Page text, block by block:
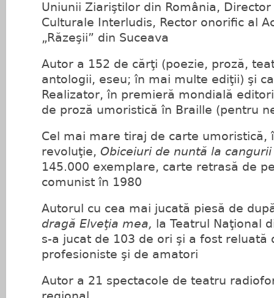
Uniunii Ziariştilor din România,
Culturale Interludis, Rector onorific al
„Răzeşii” din Suceava
Autor a 152 de cărţi (poezie, proză,
antologii, eseu; în mai multe ediţii) şi
Realizator, în premieră mondială
de proză umoristică în Braille (pentru
Cel mai mare tiraj de carte umoristică,
revoluţie, Obiceiuri de nuntă la
145.000 exemplare, carte retrasă de
comunist în 1980
Autorul cu cea mai jucată piesă de
dragă Elveţia mea,
la Teatrul Naţional
s‑a jucat de 103 de ori şi a fost reluată
profesioniste şi de amatori
Autor a 21 spectacole de teatru